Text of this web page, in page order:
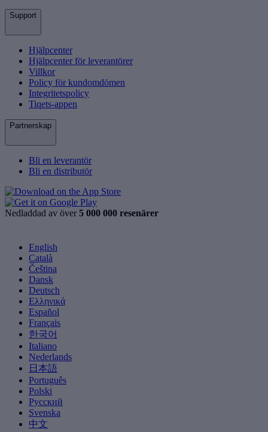
Support
Hjälpcenter
Hjälpcenter för leverantörer
Villkor
Policy för kundomdömen
Integritetspolicy
Tiqets-appen
Partnerskap
Bli en leverantör
Bli en distributör
Nedladdad av över 5 000 000 resenärer
English
Català
Čeština
Dansk
Deutsch
Ελληνικά
Español
Français
한국어
Italiano
Nederlands
日本語
Português
Polski
Русский
Svenska
中文